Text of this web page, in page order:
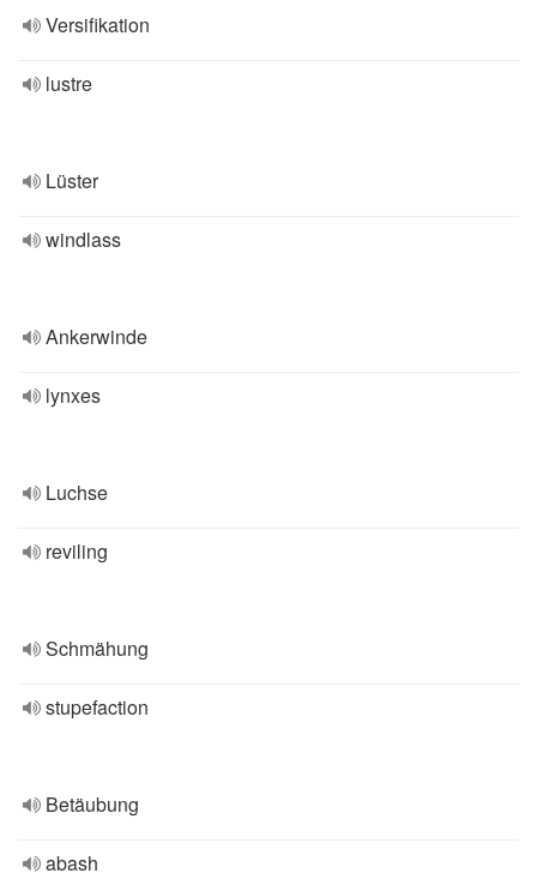
Versifikation
lustre
Lüster
windlass
Ankerwinde
lynxes
Luchse
reviling
Schmähung
stupefaction
Betäubung
abash